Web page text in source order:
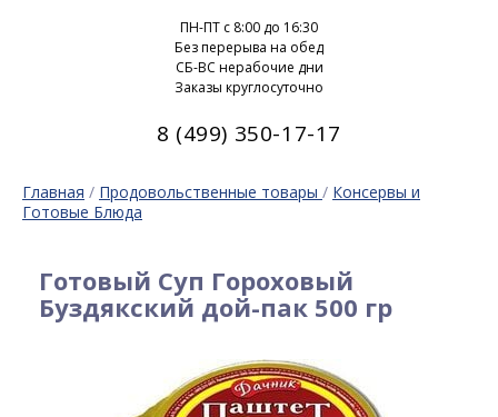
ПН-ПТ c 8:00 до 16:30
Без перерыва на обед
СБ-ВС нерабочие дни
Заказы круглосуточно
8 (499) 350-17-17
Главная / Продовольственные товары / Консервы и
Готовые Блюда
Готовый Суп Гороховый
Буздякский дой-пак 500 гр